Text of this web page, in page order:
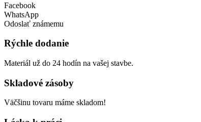
Facebook
WhatsApp
Odoslať známemu
Rýchle dodanie
Materiál už do 24 hodín na vašej stavbe.
Skladové zásoby
Väčšinu tovaru máme skladom!